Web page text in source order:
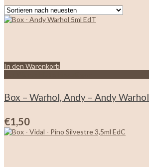
In den Warenkorb
Box – Warhol, Andy – Andy Warhol
€1,50